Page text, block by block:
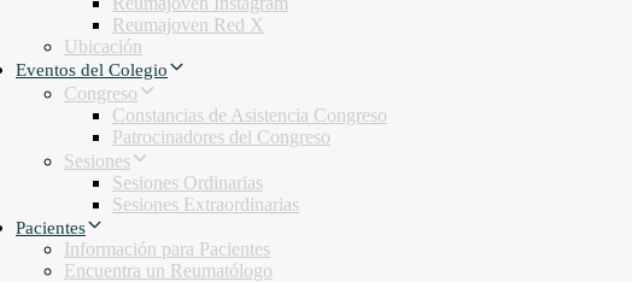
Reumajoven Red X
Ubicación
Eventos del Colegio
Congreso
Constancias de Asistencia Congreso
Patrocinadores del Congreso
Sesiones
Sesiones Ordinarias
Sesiones Extraordinarias
Pacientes
Información para Pacientes
Encuentra un Reumatólogo